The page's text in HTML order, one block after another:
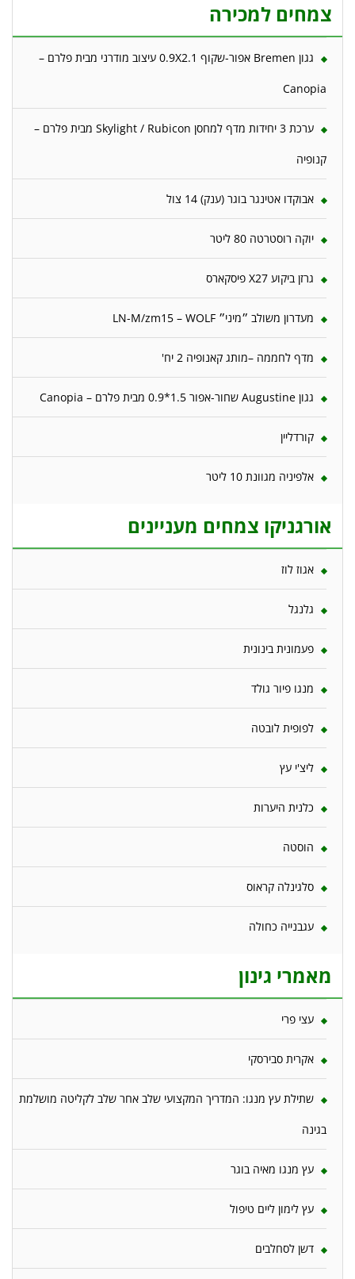
צמחים למכירה
גגון Bremen אפור-שקוף 0.9X2.1 עיצוב מודרני מבית פלרם –
Canopia
ערכת 3 יחידות מדף למחסן Skylight / Rubicon מבית פלרם –
קנופיה
אבוקדו אטינגר בוגר (ענק) 14 צול
יוקה רוסטרטה 80 ליטר
גרזן ביקוע X27 פיסקארס
מעדרון משולב ״מיני״ LN-M/zm15 – WOLF
מדף לחממה –מותג קאנופיה 2 יח'
גגון Augustine שחור-אפור 1.5*0.9 מבית פלרם – Canopia
קורדליין
אלפיניה מגוונת 10 ליטר
אורגניקו צמחים מעניינים
אגוז לוז
גלנגל
פעמונית בינונית
מנגו פיור גולד
לפופית לובטה
ליצ'י עץ
כלנית היערות
הוסטה
סלגינלה קראוס
עגבנייה כחולה
מאמרי גינון
עצי פרי
אקרית סבירסקי
שתילת עץ מנגו: המדריך המקצועי שלב אחר שלב לקליטה מושלמת
בגינה
עץ מנגו מאיה בוגר
עץ לימון ליים טיפול
דשן לסחלבים